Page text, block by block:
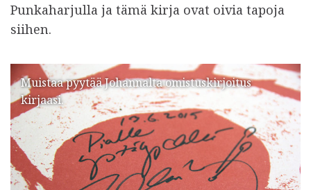
Punkaharjulla ja tämä kirja ovat oivia tapoja
siihen.
Muistaa pyytää Johannalta omistuskirjoitus
kirjaasi.